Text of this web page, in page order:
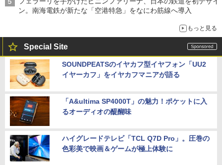
ン。南海電鉄が新たな「空港特急」をなにわ筋線へ導入
もっと見る
Special Site
SOUNDPEATSのイヤカフ型イヤフォン「UU2
イヤーカフ」をイヤカフマニアが語る
「A&ultima SP4000T」の魅力！ポケットに入
るオーディオの醍醐味
ハイグレードテレビ「TCL Q7D Pro」。圧巻の
色彩美で映画＆ゲームが極上体験に